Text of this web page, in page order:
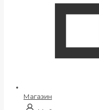
Магазин